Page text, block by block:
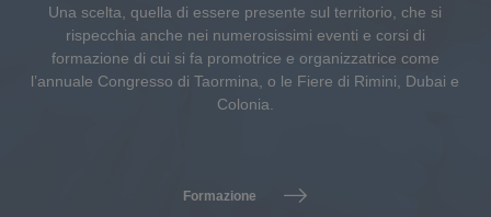
Una scelta, quella di essere presente sul territorio, che si
rispecchia anche nei numerosissimi eventi e corsi di
formazione di cui si fa promotrice e organizzatrice come
l’annuale Congresso di Taormina, o le Fiere di Rimini, Dubai e
Colonia.
Formazione